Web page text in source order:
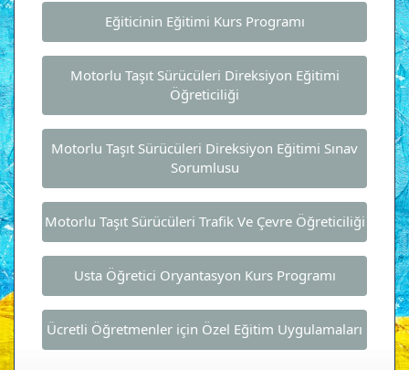
Eğiticinin Eğitimi Kurs Programı
Motorlu Taşıt Sürücüleri Direksiyon Eğitimi
Öğreticiliği
Motorlu Taşıt Sürücüleri Direksiyon Eğitimi Sınav
Sorumlusu
Motorlu Taşıt Sürücüleri Trafik Ve Çevre Öğreticiliği
Usta Öğretici Oryantasyon Kurs Programı
Ücretli Öğretmenler için Özel Eğitim Uygulamaları